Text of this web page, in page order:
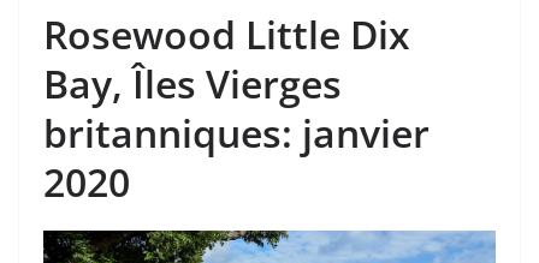
Rosewood Little Dix
Bay, Îles Vierges
britanniques: janvier
2020